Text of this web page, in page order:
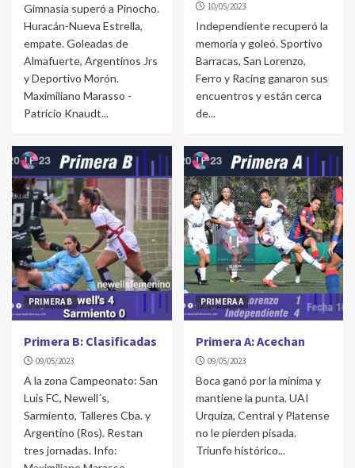
PRIMERA A
Primera A: Se lo dieron vuelta
CHASCOMÚS
Chascomús: Semifinales de ida
4
LA COSTA
La Costa: Las campeonas festejaron ante su
gente
5
CONCEPCIÓN DEL URUGUAY
Concepción del Uruguay: Atlético arriba
Gimnasia superó a Pinocho.
Huracán-Nueva Estrella,
empate. Goleadas de
Almafuerte, Argentinos Jrs
y Deportivo Morón.
Maximiliano Marasso -
Patricio Knaudt...
10/05/2023
Independiente recuperó la
memoria y goleó. Sportivo
Barracas, San Lorenzo,
Ferro y Racing ganaron sus
encuentros y están cerca
de...
PRIMERA B
Primera B: Clasificadas
09/05/2023
A la zona Campeonato: San
Luis FC, Newell´s,
Sarmiento, Talleres Cba. y
Argentino (Ros). Restan
tres jornadas. Info:
PRIMERA A
Primera A: Acechan
09/05/2023
Boca ganó por la mínima y
mantiene la punta. UAI
Urquiza, Central y Platense
no le pierden pisada.
Triunfo histórico...